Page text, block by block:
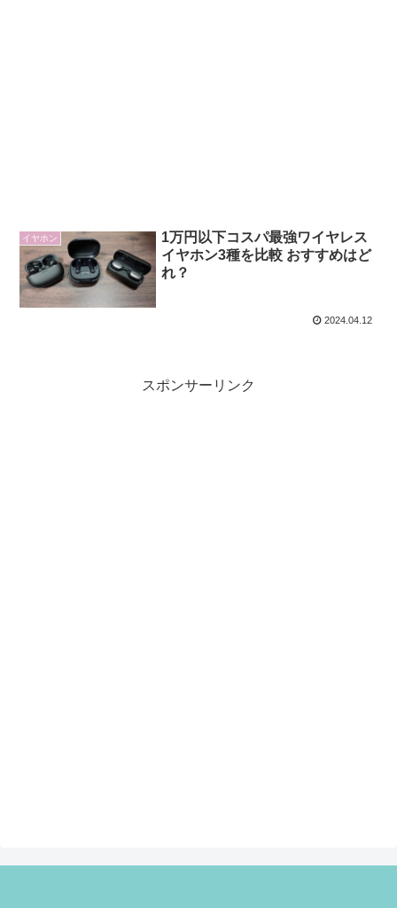
イヤホン
1万円以下コスパ最強ワイヤレス
イヤホン3種を比較 おすすめはど
れ？
2024.04.12
スポンサーリンク